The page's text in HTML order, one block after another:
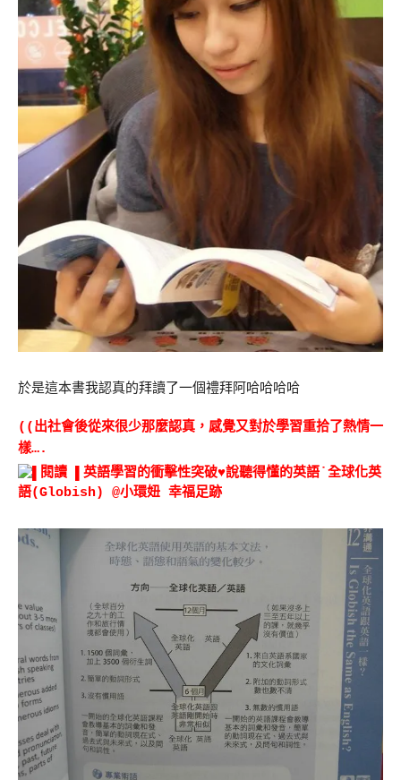
於是這本書我認真的拜讀了一個禮拜阿哈哈哈哈
((出社會後從來很少那麼認真，感覺又對於學習重拾了熱情一
樣….